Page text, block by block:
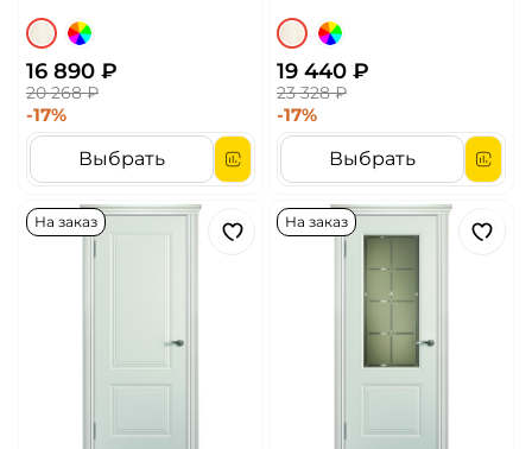
16 890 ₽
20 268 ₽
-17%
Выбрать
19 440 ₽
23 328 ₽
-17%
Выбрать
На заказ На заказ